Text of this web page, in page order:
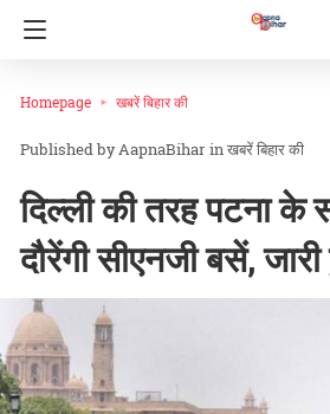
Homepage खबरें बिहार की
AapnaBihar inखबरें बिहार की
दिल्ली की तरह पटना के
दौरेंगी सीएनजी बसें,